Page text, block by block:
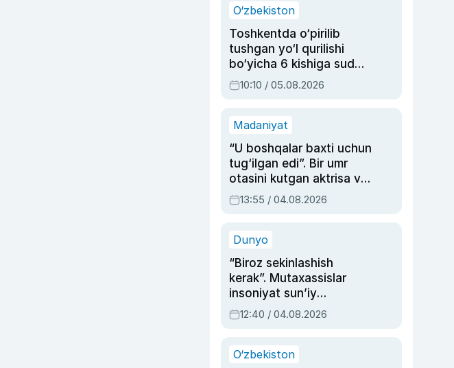
O‘zbekiston
Toshkentda o‘pirilib
tushgan yo‘l qurilishi
bo‘yicha 6 kishiga sud
hukmi o‘qildi
10:10 / 05.08.2026
Madaniyat
“U boshqalar baxti uchun
tug‘ilgan edi”. Bir umr
otasini kutgan aktrisa va
dublyaj ustasi Rimma
Ahmedovaning
13:55 / 04.08.2026
Dunyo
“Biroz sekinlashish
kerak”. Mutaxassislar
insoniyat sun’iy
intellektni boshqara
olmay qolishidan xavotir
12:40 / 04.08.2026
O‘zbekiston